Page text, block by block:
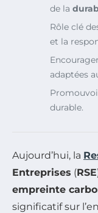
de la
Rôle clé
et la
adaptées
durable.
Aujourd’hui, la
Entreprises (RSE
empreinte
significatif sur